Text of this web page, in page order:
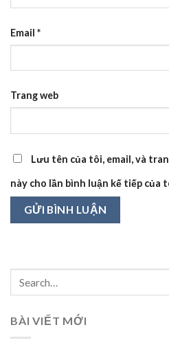
Email *
Trang web
Lưu tên của tôi, email, và
này cho lần bình luận kế tiếp của
BÀI VIẾT MỚI